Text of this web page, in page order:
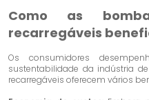
Como as
recarregáveis
Os consumidores
sustentabilidade da indústria
recarregáveis ​​oferecem vários